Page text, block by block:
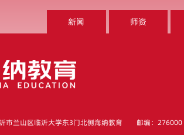
新闻 师资
市兰山区临沂大学东3门北侧海纳教育 邮编：276000